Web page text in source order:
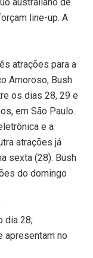
line-up. A
atrações para a
Amoroso, Bush
os dias 28, 29 e
em São Paulo.
e a
atrações já
sexta (28). Bush
do domingo
dia 28;
apresentam no